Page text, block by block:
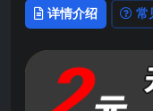
详情介绍 常